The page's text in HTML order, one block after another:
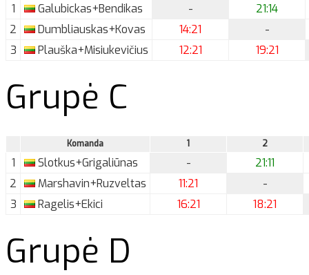
1 Galubickas+Bendikas -
21:14
2
Dumbliauskas+Kovas 14:21
-
3
Plauška+Misiukevičius 12:21 19:21
Grupė C
Komanda 1 2
1 Slotkus+Grigaliūnas -
21:11
2
Marshavin+Ruzveltas 11:21
-
3
Ragelis+Ekici 16:21 18:21
Grupė D